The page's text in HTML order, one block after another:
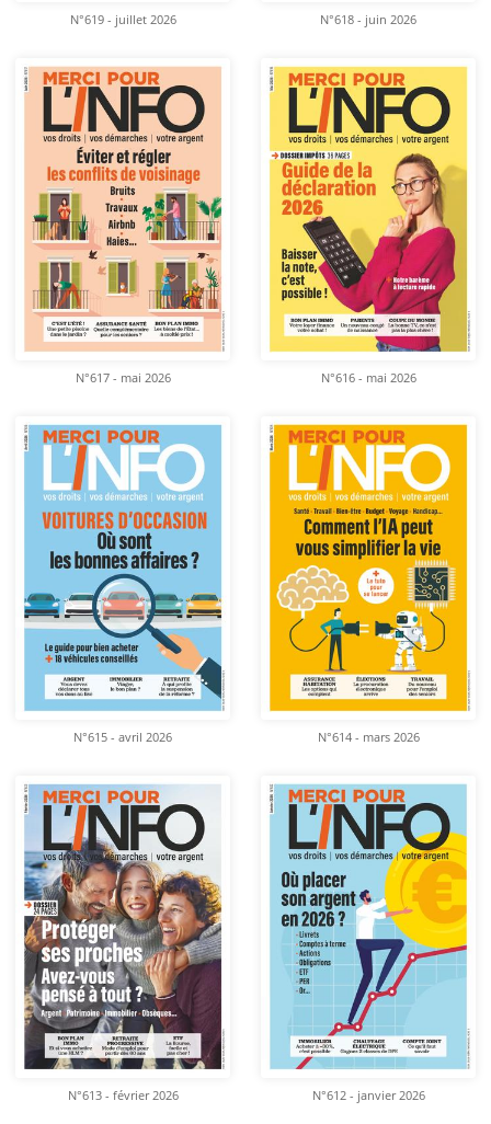
N°619 - juillet 2026 N°618 - juin 2026
N°617 - mai 2026 N°616 - mai 2026
N°615 - avril 2026 N°614 - mars 2026
N°613 - février 2026 N°612 - janvier 2026